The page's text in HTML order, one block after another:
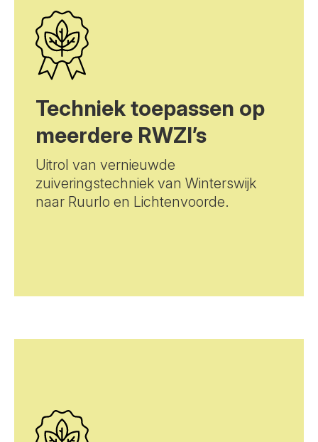
Techniek toepassen op
meerdere RWZI’s
Uitrol van vernieuwde
zuiveringstechniek van Winterswijk
naar Ruurlo en Lichtenvoorde.